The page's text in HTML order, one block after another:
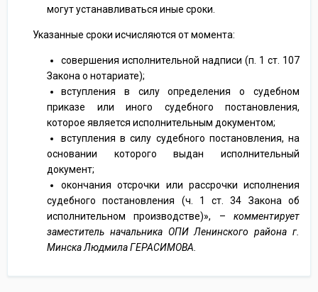
могут устанавливаться иные сроки.
Указанные сроки исчисляются от момента:
совершения исполнительной надписи (п. 1 ст. 107
Закона о нотариате);
вступления в силу определения о судебном
приказе или иного судебного постановления,
которое является исполнительным документом;
вступления в силу судебного постановления, на
основании которого выдан исполнительный
документ;
окончания отсрочки или рассрочки исполнения
судебного постановления (ч. 1 ст. 34 Закона об
исполнительном производстве)», – комментирует
заместитель начальника ОПИ Ленинского района г.
Минска Людмила ГЕРАСИМОВА.